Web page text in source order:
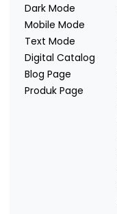
Dark Mode
Mobile Mode
Text Mode
Digital Catalog
Blog Page
Produk Page